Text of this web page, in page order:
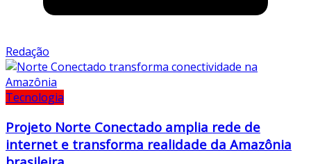
Redação
Tecnologia
Projeto Norte Conectado amplia rede de
internet e transforma realidade da Amazônia